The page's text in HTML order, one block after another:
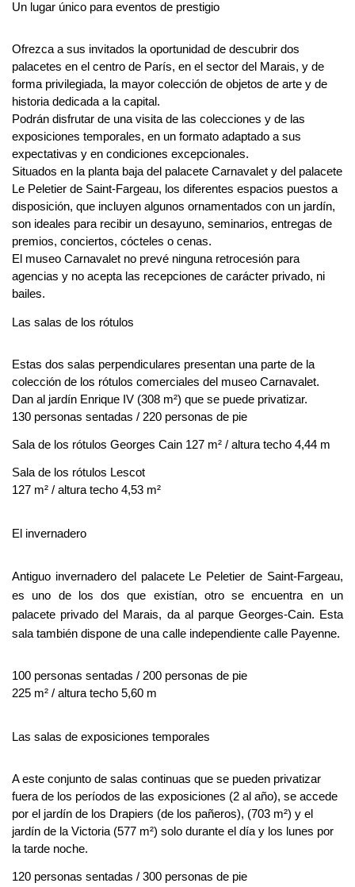
Un lugar único para eventos de prestigio
Ofrezca a sus invitados la oportunidad de descubrir dos
palacetes en el centro de París, en el sector del Marais, y de
forma privilegiada, la mayor colección de objetos de arte y de
historia dedicada a la capital.
Podrán disfrutar de una visita de las colecciones y de las
exposiciones temporales, en un formato adaptado a sus
expectativas y en condiciones excepcionales.
Situados en la planta baja del palacete Carnavalet y del palacete
Le Peletier de Saint-Fargeau, los diferentes espacios puestos a
disposición, que incluyen algunos ornamentados con un jardín,
son ideales para recibir un desayuno, seminarios, entregas de
premios, conciertos, cócteles o cenas.
El museo Carnavalet no prevé ninguna retrocesión para
agencias y no acepta las recepciones de carácter privado, ni
bailes.
Las salas de los rótulos
Estas dos salas perpendiculares presentan una parte de la
colección de los rótulos comerciales del museo Carnavalet.
Dan al jardín Enrique IV (308 m²) que se puede privatizar.
130 personas sentadas / 220 personas de pie
Sala de los rótulos Georges Cain 127 m² / altura techo 4,44 m
Sala de los rótulos Lescot
127 m² / altura techo 4,53 m²
El invernadero
Antiguo invernadero del palacete Le Peletier de Saint-Fargeau,
es uno de los dos que existían, otro se encuentra en un
palacete privado del Marais, da al parque Georges-Cain. Esta
sala también dispone de una calle independiente calle Payenne.
100 personas sentadas / 200 personas de pie
225 m² / altura techo 5,60 m
Las salas de exposiciones temporales
A este conjunto de salas continuas que se pueden privatizar
fuera de los períodos de las exposiciones (2 al año), se accede
por el jardín de los Drapiers (de los pañeros), (703 m²) y el
jardín de la Victoria (577 m²) solo durante el día y los lunes por
la tarde noche.
120 personas sentadas / 300 personas de pie